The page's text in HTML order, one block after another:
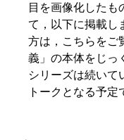
目を画像化したも
て，以下に掲載し
方は，こちらをご
義」の本体をじっ
シリーズは続いて
トークとなる予定